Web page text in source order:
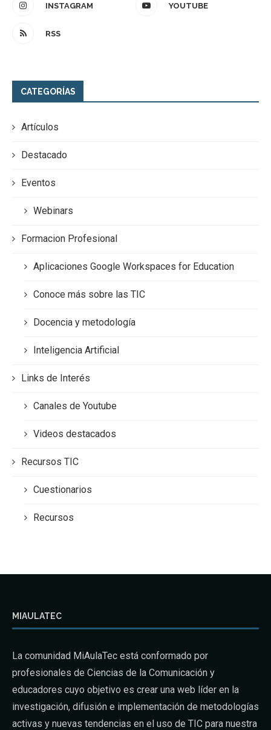
INSTAGRAM YOUTUBE
RSS
CATEGORÍAS
Artículos
Destacado
Eventos
Webinars
Formacion Profesional
Aplicaciones Google Workspaces for Education
Conoce más sobre las TIC
Docencia y metodología
Inteligencia Artificial
Links de Interés
Canales de Youtube
Videos destacados
Recursos TIC
Cuestionarios
Recursos
MIAULATEC
La comunidad MiAulaTec está conformado por
profesionales de Ciencias de la Comunicación y
educadores cuyo objetivo es crear una web líder en la
investigación, difusión e implementación de metodologías
activas y nuevas tendencias en el uso de TIC para nuestra